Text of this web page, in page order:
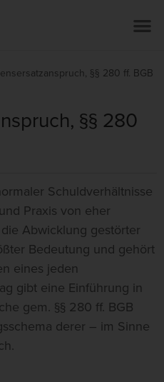
§§ 280 ff. BGB
§§ 280
Schuldverhältnisse
Praxis von eher
Abwicklung gestörter
Bedeutung und gehört
eines jeden
gibt eine Einführung in
gem. §§ 280 ff. BGB
derer – im Sinne